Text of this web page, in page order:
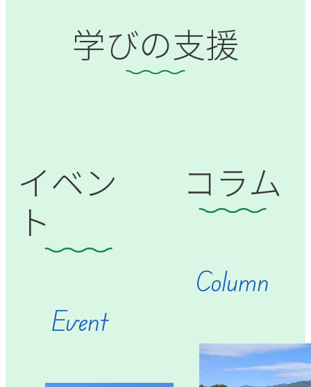
学びの支援
イベン
ト
Event
コラム
Column